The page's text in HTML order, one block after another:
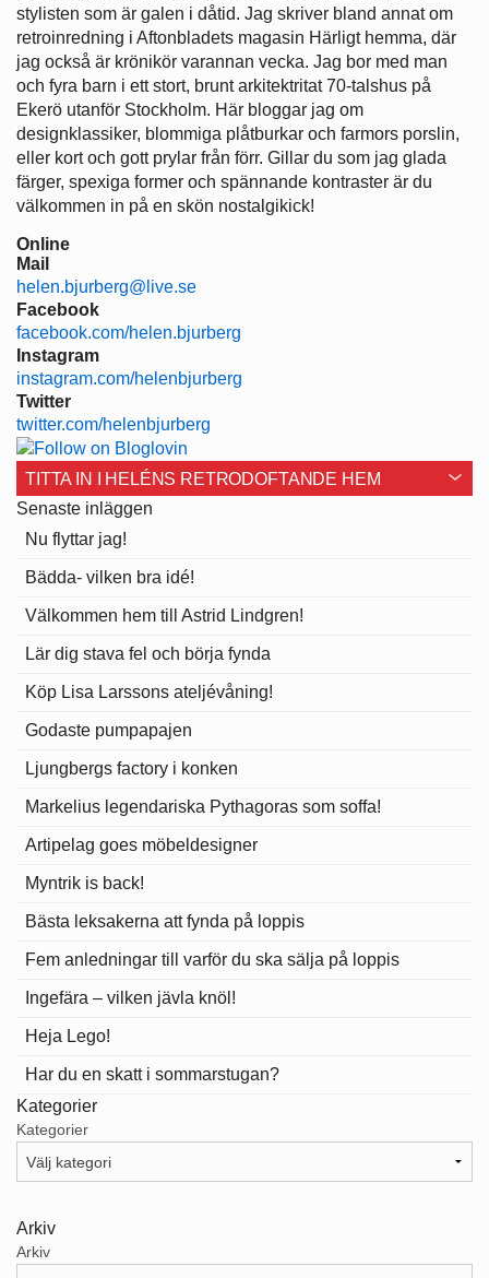
stylisten som är galen i dåtid. Jag skriver bland annat om
retroinredning i Aftonbladets magasin Härligt hemma, där
jag också är krönikör varannan vecka. Jag bor med man
och fyra barn i ett stort, brunt arkitektritat 70-talshus på
Ekerö utanför Stockholm. Här bloggar jag om
designklassiker, blommiga plåtburkar och farmors porslin,
eller kort och gott prylar från förr. Gillar du som jag glada
färger, spexiga former och spännande kontraster är du
välkommen in på en skön nostalgikick!
Online
Mail
helen.bjurberg@live.se
Facebook
facebook.com/helen.bjurberg
Instagram
instagram.com/helenbjurberg
Twitter
twitter.com/helenbjurberg
TITTA IN I HELÉNS RETRODOFTANDE HEM
Senaste inläggen
Nu flyttar jag!
Bädda- vilken bra idé!
Välkommen hem till Astrid Lindgren!
Lär dig stava fel och börja fynda
Köp Lisa Larssons ateljévåning!
Godaste pumpapajen
Ljungbergs factory i konken
Markelius legendariska Pythagoras som soffa!
Artipelag goes möbeldesigner
Myntrik is back!
Bästa leksakerna att fynda på loppis
Fem anledningar till varför du ska sälja på loppis
Ingefära – vilken jävla knöl!
Heja Lego!
Har du en skatt i sommarstugan?
Kategorier
Kategorier
Arkiv
Arkiv